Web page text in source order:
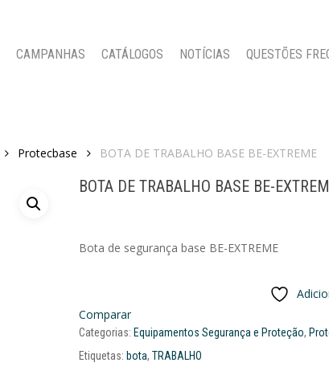
CAMPANHAS CATÁLOGOS NOTÍCIAS QUESTÕES
Protecbase BOTA DE TRABALHO BASE BE-EXTREME
BOTA DE TRABALHO BASE BE-
Bota de segurança base BE-EXTREME
Comparar
Categorias: Equipamentos Segurança e Proteção,
Etiquetas: bota, TRABALHO